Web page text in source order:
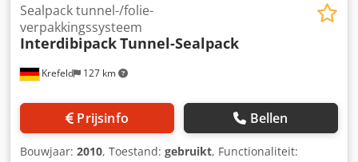
Krefeld 127 km
Sealpack tunnel-/folie-
verpakkingssysteem
InterdibipackTunnel-Sealpack
Prijsinfo Bellen
Bouwjaar: 2010, Toestand: gebruikt, Functionaliteit: